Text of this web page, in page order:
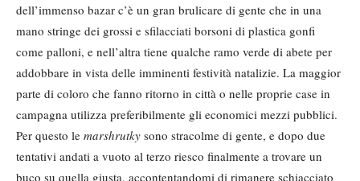
dell’immenso bazar c’è un gran brulicare di gente che in una
mano stringe dei grossi e sfilacciati borsoni di plastica gonfi
come palloni, e nell’altra tiene qualche ramo verde di abete per
addobbare in vista delle imminenti festività natalizie. La maggior
parte di coloro che fanno ritorno in città o nelle proprie case in
campagna utilizza preferibilmente gli economici mezzi pubblici.
Per questo le marshrutky sono stracolme di gente, e dopo due
tentativi andati a vuoto al terzo riesco finalmente a trovare un
buco su quella giusta, accontentandomi di rimanere schiacciato